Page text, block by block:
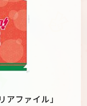
アファイル」